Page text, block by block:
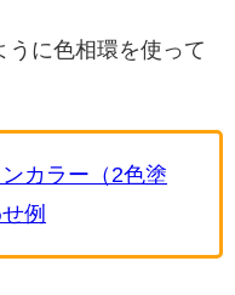
うに色相環を使って
カラー（2色塗
例